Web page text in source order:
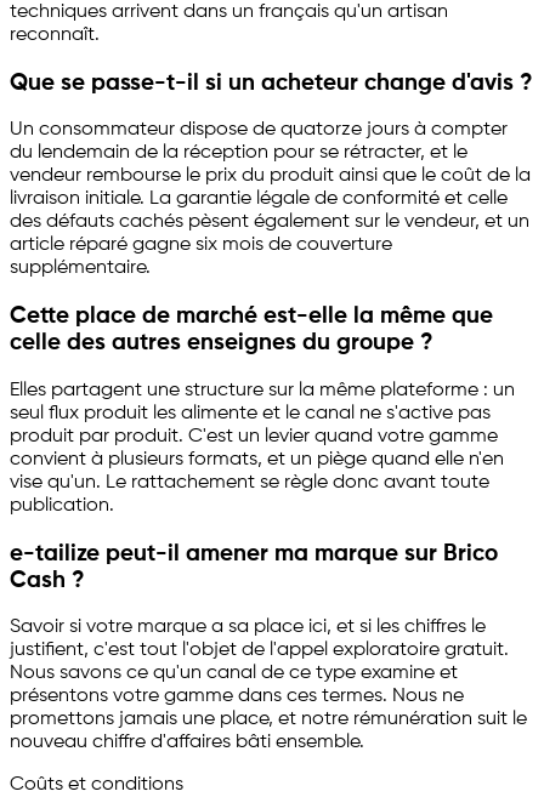
techniques arrivent dans un français qu'un artisan
reconnaît.
Que se passe-t-il si un acheteur change d'avis ?
Un consommateur dispose de quatorze jours à compter
du lendemain de la réception pour se rétracter, et le
vendeur rembourse le prix du produit ainsi que le coût de la
livraison initiale. La garantie légale de conformité et celle
des défauts cachés pèsent également sur le vendeur, et un
article réparé gagne six mois de couverture
supplémentaire.
Cette place de marché est-elle la même que
celle des autres enseignes du groupe ?
Elles partagent une structure sur la même plateforme : un
seul flux produit les alimente et le canal ne s'active pas
produit par produit. C'est un levier quand votre gamme
convient à plusieurs formats, et un piège quand elle n'en
vise qu'un. Le rattachement se règle donc avant toute
publication.
e-tailize peut-il amener ma marque sur Brico
Cash ?
Savoir si votre marque a sa place ici, et si les chiffres le
justifient, c'est tout l'objet de l'appel exploratoire gratuit.
Nous savons ce qu'un canal de ce type examine et
présentons votre gamme dans ces termes. Nous ne
promettons jamais une place, et notre rémunération suit le
nouveau chiffre d'affaires bâti ensemble.
Coûts et conditions